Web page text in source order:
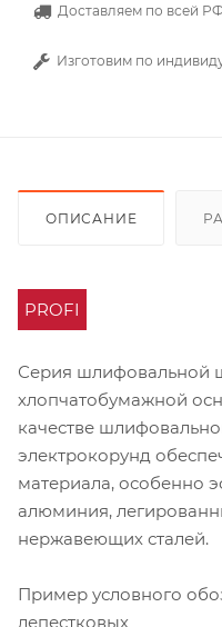
Доставляем по всей
Изготовим по
ОПИСАНИЕ
PROFI
Серия шлифовальной
хлопчатобумажной
качестве
электрокорунд
материала, особенно
алюминия,
нержавеющих сталей.
Пример условного
лепестковых